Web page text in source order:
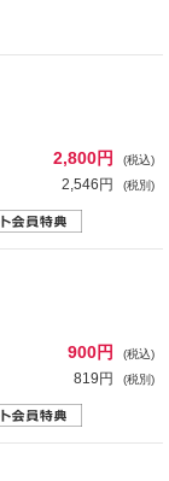
2,800円 (税込)
2,546円 (税別)
900円 (税込)
819円 (税別)